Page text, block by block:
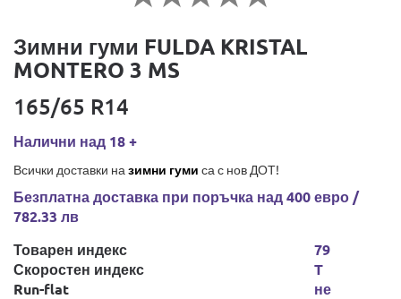
Зимни гуми FULDA KRISTAL
MONTERO 3 MS
165/65 R14
Налични над 18 +
Всички доставки на зимни гуми са с нов ДОТ!
Безплатна доставка при поръчка над 400 евро /
782.33 лв
Товарен индекс
Скоростен индекс
Run-flat
79
T
не